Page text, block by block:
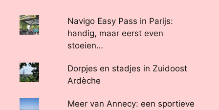
Navigo Easy Pass in Parijs:
handig, maar eerst even
stoeien…
Dorpjes en stadjes in Zuidoost
Ardèche
Meer van Annecy: een sportieve